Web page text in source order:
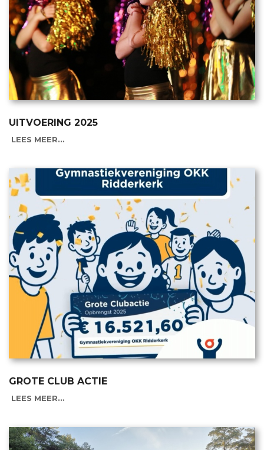
UITVOERING 2025
LEES MEER...
GROTE CLUB ACTIE
LEES MEER...